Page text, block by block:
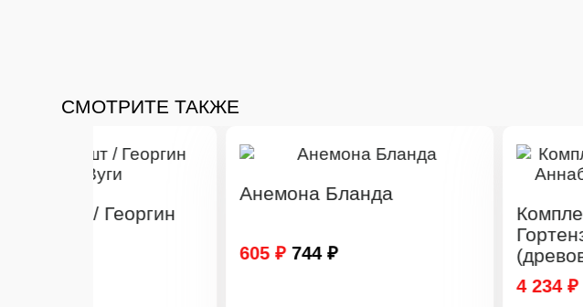
СМОТРИТЕ ТАКЖЕ
Анемона Бланда
Комплект 5шт /
Гортензия Аннабель
(древовидная)
3 680 ₽